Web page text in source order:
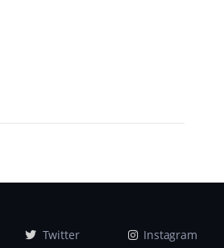
Twitter Instagram